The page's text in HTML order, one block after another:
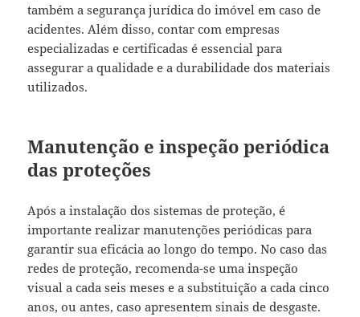
também a segurança jurídica do imóvel em caso de
acidentes. Além disso, contar com empresas
especializadas e certificadas é essencial para
assegurar a qualidade e a durabilidade dos materiais
utilizados.
Manutenção e inspeção periódica
das proteções
Após a instalação dos sistemas de proteção, é
importante realizar manutenções periódicas para
garantir sua eficácia ao longo do tempo. No caso das
redes de proteção, recomenda-se uma inspeção
visual a cada seis meses e a substituição a cada cinco
anos, ou antes, caso apresentem sinais de desgaste.